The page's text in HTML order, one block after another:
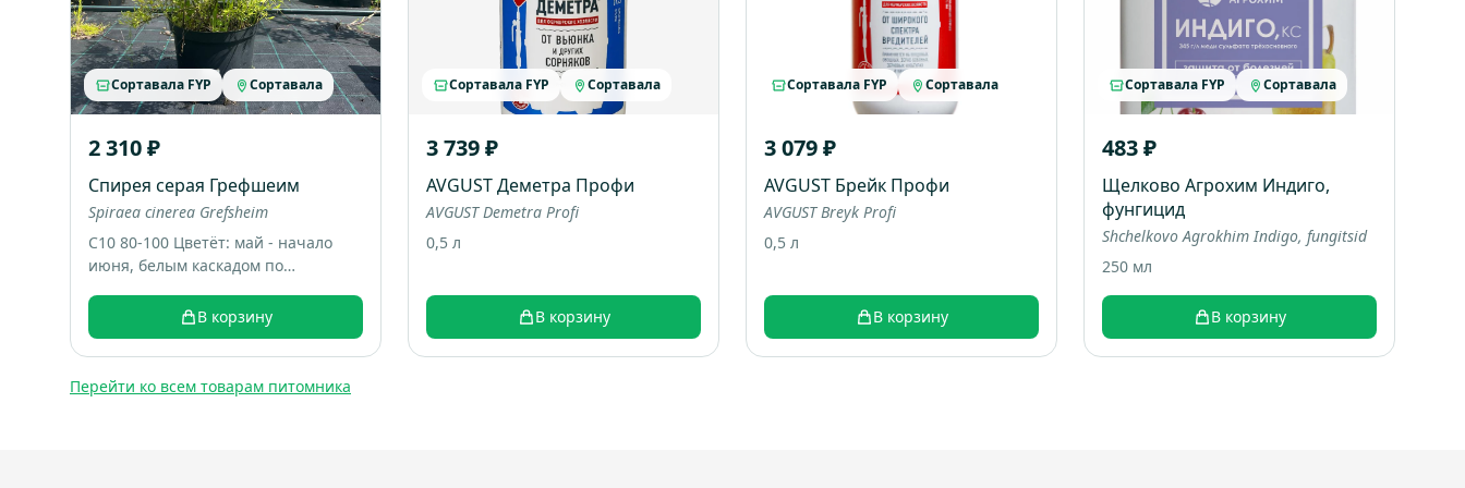
Сортавала FYP Сортавала
2 310 ₽
Спирея серая Грефшеим
Spiraea cinerea Grefsheim
С10 80-100 Цветёт: май - начало
июня, белым каскадом по
раскидистый куст, весной весь
покрывается белыми цветами,
выглядит как “белый фонтан”.
Итоговый размер: примерно 1,5-2
м высотой и шириной.
В корзину
Сортавала FYP Сортавала
3 739 ₽
AVGUST Деметра Профи
AVGUST Demetra Profi
0,5 л
В корзину
Сортавала FYP Сортавала
3 079 ₽
AVGUST Брейк Профи
AVGUST Breyk Profi
0,5 л
В корзину
Сортавала FYP Сортавала
483 ₽
Щелково Агрохим Индиго,
фунгицид
Shchelkovo Agrokhim Indigo, fungitsid
250 мл
В корзину
Перейти ко всем товарам питомника